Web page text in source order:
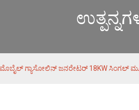
ಗ್ಯಾಸೋಲಿನ್ ಜನರೇಟರ್ 18KW ಸಿಂಗಲ್